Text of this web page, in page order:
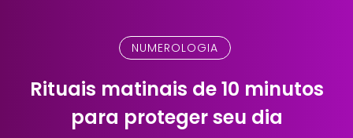
NUMEROLOGIA
Rituais matinais de 10 minutos
para proteger seu dia